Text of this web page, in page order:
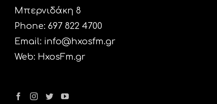
Μπερνιδάκη 8
Phone: 697 822 4700
Email: info@hxosfm.gr
Web: HxosFm.gr